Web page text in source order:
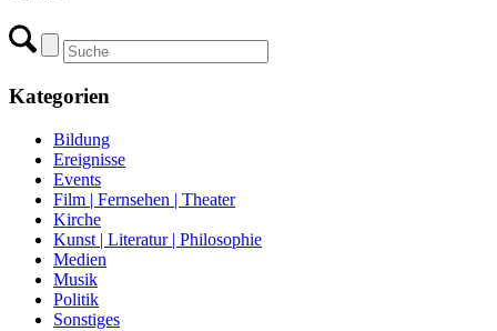
Kategorien
Bildung
Ereignisse
Events
Film | Fernsehen | Theater
Kirche
Kunst | Literatur | Philosophie
Medien
Musik
Politik
Sonstiges